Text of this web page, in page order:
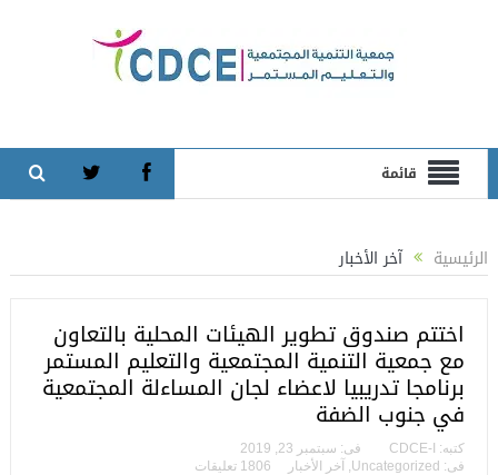
قائمة
الرئيسية آخر الأخبار
اختتم صندوق تطوير الهيئات المحلية بالتعاون
مع جمعية التنمية المجتمعية والتعليم المستمر
برنامجا تدريبيا لاعضاء لجان المساءلة المجتمعية
في جنوب الضفة
كتبه: CDCE-I فى: سبتمبر 23, 2019
فى: Uncategorized آخر الأخبار 1806 تعليقات